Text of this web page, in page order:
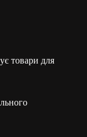
товари для